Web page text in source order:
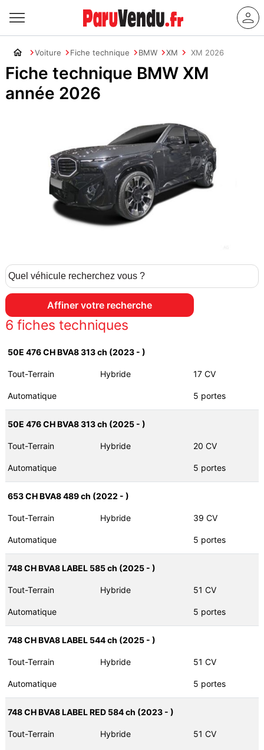
Voiture Fiche technique BMW XM XM 2026
Fiche technique BMW XM
année 2026
6 fiches techniques
50E 476 CH BVA8 313 ch (2023 - )
Tout-Terrain Hybride 17 CV
Automatique 5 portes
50E 476 CH BVA8 313 ch (2025 - )
Tout-Terrain Hybride 20 CV
Automatique 5 portes
653 CH BVA8 489 ch (2022 - )
Tout-Terrain Hybride 39 CV
Automatique 5 portes
748 CH BVA8 LABEL 585 ch (2025 - )
Tout-Terrain Hybride 51 CV
Automatique 5 portes
748 CH BVA8 LABEL 544 ch (2025 - )
Tout-Terrain Hybride 51 CV
Automatique 5 portes
748 CH BVA8 LABEL RED 584 ch (2023 - )
Tout-Terrain Hybride 51 CV